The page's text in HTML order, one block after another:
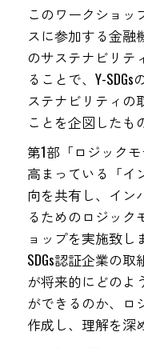
このワークショッ
スに参加する金融
のサステナビリテ
ることで、Y-
ステナビリティの
ことを企図したも
第1部「ロジック
高まっている「イ
向を共有し、イン
るためのロジック
ョップを実施致し
SDGs認証企業の
が将来的にどのよ
ができるのか、ロ
作成し、理解を深